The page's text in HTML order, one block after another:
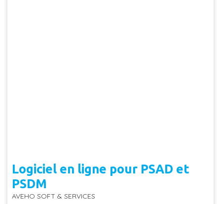
Logiciel en ligne pour PSAD et
PSDM
AVEHO SOFT & SERVICES